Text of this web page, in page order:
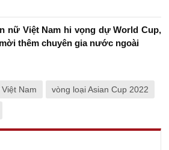
nữ Việt Nam hi vọng dự World Cup,
thêm chuyên gia nước ngoài
Nam vòng loại Asian Cup 2022